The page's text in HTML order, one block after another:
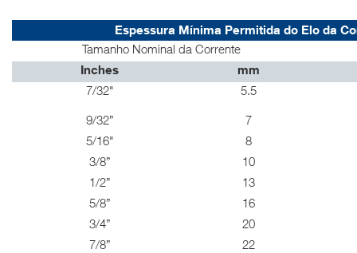
Espessura Mínima Permitida do Elo da
Tamanho Nominal da Corrente
Inches
mm
7/32"
5.5
9/32”
7
5/16"
8
3/8”
10
1/2”
13
5/8”
16
3/4”
20
7/8”
22